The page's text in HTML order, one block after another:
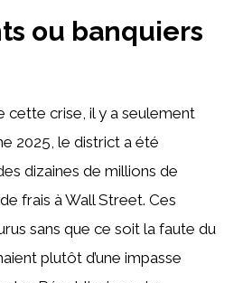
ou banquiers
cette crise, il y a seulement
2025, le district a été
dizaines de millions de
frais à Wall Street. Ces
sans que ce soit la faute du
plutôt d’une impasse